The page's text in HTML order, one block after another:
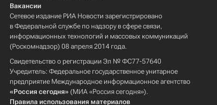
Вакансии
Сетевое издание РИА Новости зарегистрировано
в Федеральной службе по надзору в сфере связи,
информационных технологий и массовых коммуникаций
(Роскомнадзор) 08 апреля 2014 года.
Свидетельство о регистрации Эл № ФС77-57640
Учредитель: Федеральное государственное унитарное
предприятие Международное информационное агентство
«Россия сегодня» (МИА «Россия сегодня»).
Правила использования материалов